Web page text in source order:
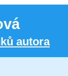
autora